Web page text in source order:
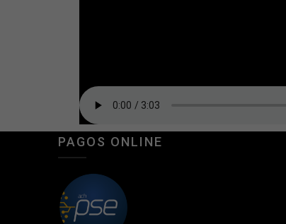
PAGOS ONLINE